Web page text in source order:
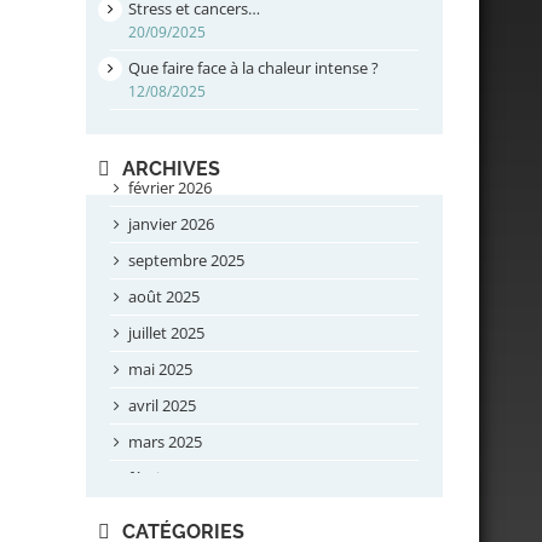
Stress et cancers…
20/09/2025
Que faire face à la chaleur intense ?
12/08/2025
ARCHIVES
février 2026
janvier 2026
septembre 2025
août 2025
juillet 2025
mai 2025
avril 2025
mars 2025
février 2025
CATÉGORIES